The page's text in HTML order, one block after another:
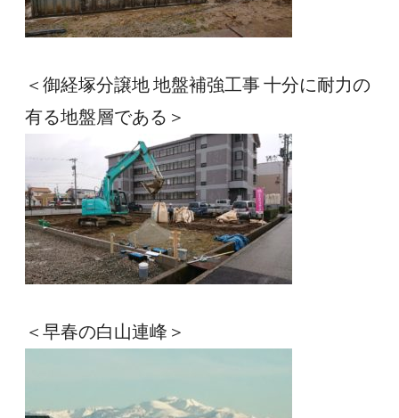
＜御経塚分譲地 地盤補強工事 十分に耐力の
有る地盤層である＞
＜早春の白山連峰＞